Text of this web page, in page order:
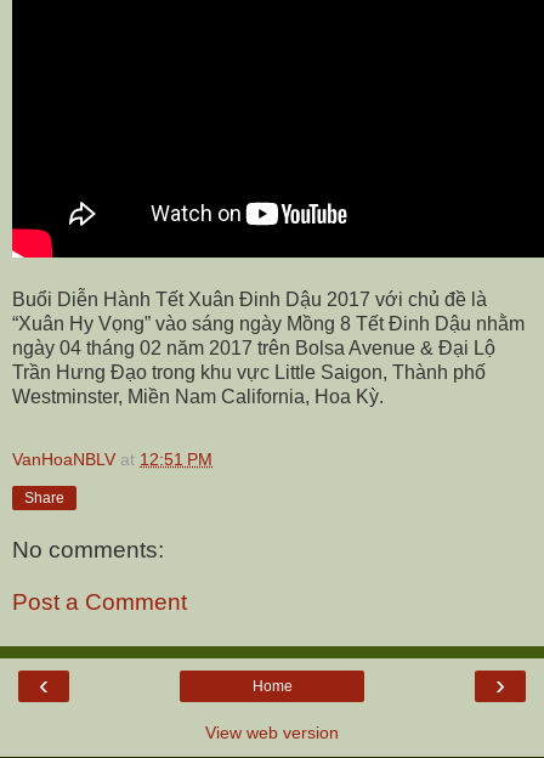
Buổi Diễn Hành Tết Xuân Đinh Dậu 2017 với chủ đề là
“Xuân Hy Vọng” vào sáng ngày Mồng 8 Tết Đinh Dậu nhằm
ngày 04 tháng 02 năm 2017 trên Bolsa Avenue & Đại Lộ
Trần Hưng Đạo trong khu vực Little Saigon, Thành phố
Westminster, Miền Nam California, Hoa Kỳ.
VanHoaNBLV at 12:51 PM
Share
No comments:
Post a Comment
‹ ›
Home
View web version